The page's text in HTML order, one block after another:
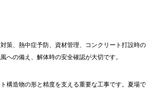
策、熱中症予防、資材管理、コンクリート打設時の
への備え、解体時の安全確認が大切です。
構造物の形と精度を支える重要な工事です。夏場で